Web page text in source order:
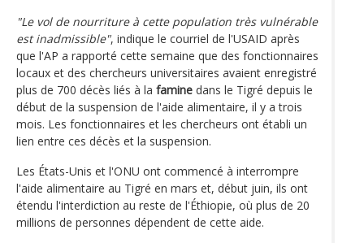
"Le vol de nourriture à cette population très vulnérable
est inadmissible", indique le courriel de l'USAID après
que l'AP a rapporté cette semaine que des fonctionnaires
locaux et des chercheurs universitaires avaient enregistré
plus de 700 décès liés à la famine dans le Tigré depuis le
début de la suspension de l'aide alimentaire, il y a trois
mois. Les fonctionnaires et les chercheurs ont établi un
lien entre ces décès et la suspension.
Les États-Unis et l'ONU ont commencé à interrompre
l'aide alimentaire au Tigré en mars et, début juin, ils ont
étendu l'interdiction au reste de l'Éthiopie, où plus de 20
millions de personnes dépendent de cette aide.